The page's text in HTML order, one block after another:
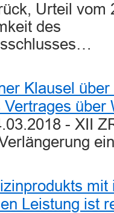
Urteil vom
des
Klausel
über
- XII
mit
Leistung ist